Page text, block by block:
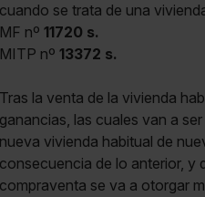
cuando se trata de una
MF nº 11720 s.
MITP nº 13372 s.
Tras la venta de la vivienda
ganancias, las cuales van a
nueva vivienda habitual de
consecuencia de lo anterior, y
compraventa se va a otorgar